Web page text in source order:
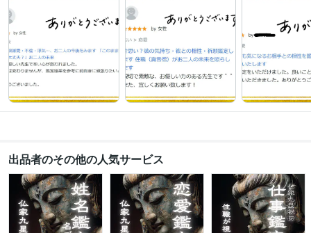
タイ語 日常会話レベル
出品者のその他の人気サービス